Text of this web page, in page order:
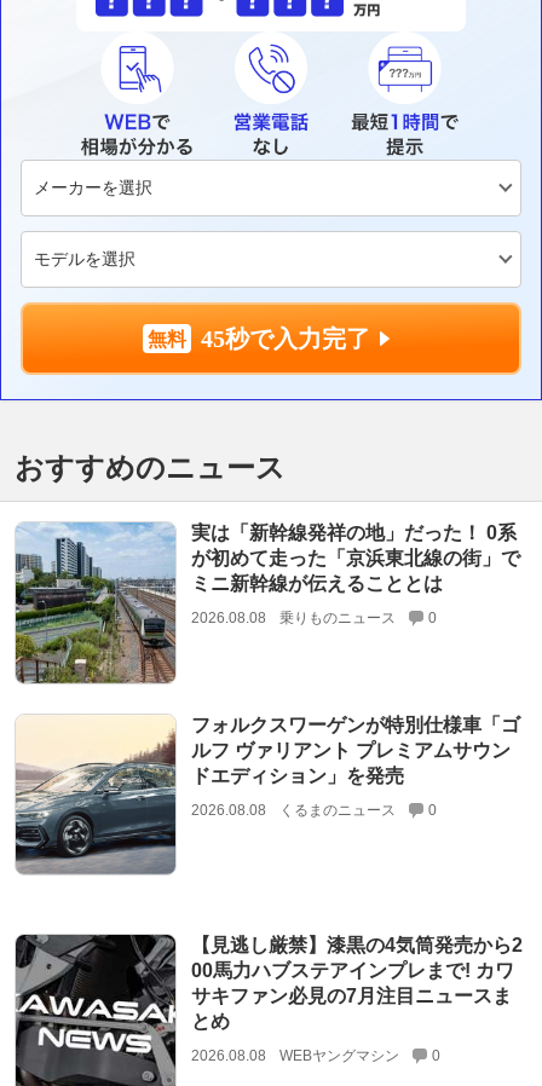
45秒で入力完了
おすすめのニュース
実は「新幹線発祥の地」だった！ 0系
が初めて走った「京浜東北線の街」で
ミニ新幹線が伝えることとは
2026.08.08 乗りものニュース 0
フォルクスワーゲンが特別仕様車「ゴ
ルフ ヴァリアント プレミアムサウン
ドエディション」を発売
2026.08.08 くるまのニュース 0
【見逃し厳禁】漆黒の4気筒発売から2
00馬力ハブステアインプレまで! カワ
サキファン必見の7月注目ニュースま
とめ
2026.08.08 WEBヤングマシン 0